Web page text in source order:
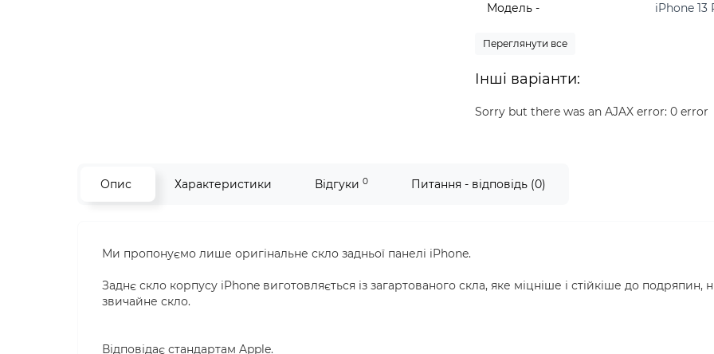
Модель -
iPhone 13
Переглянути все
Інші варіанти:
Sorry but there was an AJAX error: 0 error
Опис Характеристики Відгуки 0 Питання - відповідь (0)
Ми пропонуємо лише оригінальне скло задньої панелі iPhone.
Заднє скло корпусу iPhone виготовляється із загартованого скла, яке міцніше і стійкіше до подряпин,
звичайне скло.
Відповідає стандартам Apple.